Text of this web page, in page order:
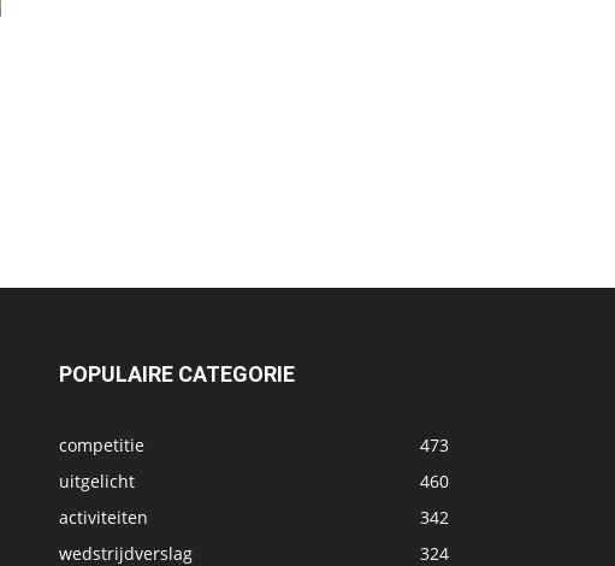
POPULAIRE CATEGORIE
competitie
473
uitgelicht
460
activiteiten
342
wedstrijdverslag
324